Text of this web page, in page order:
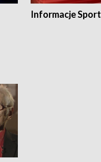
Informacje Sport